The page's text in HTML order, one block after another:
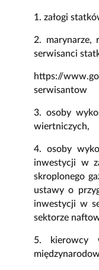
1. załogi
2. marynarze,
serwisanci
https://
serwisantow
3. osoby
wiertniczych,
4. osoby
inwestycji w
skroplonego
ustawy o
inwestycji w
sektorze
5. kierowcy